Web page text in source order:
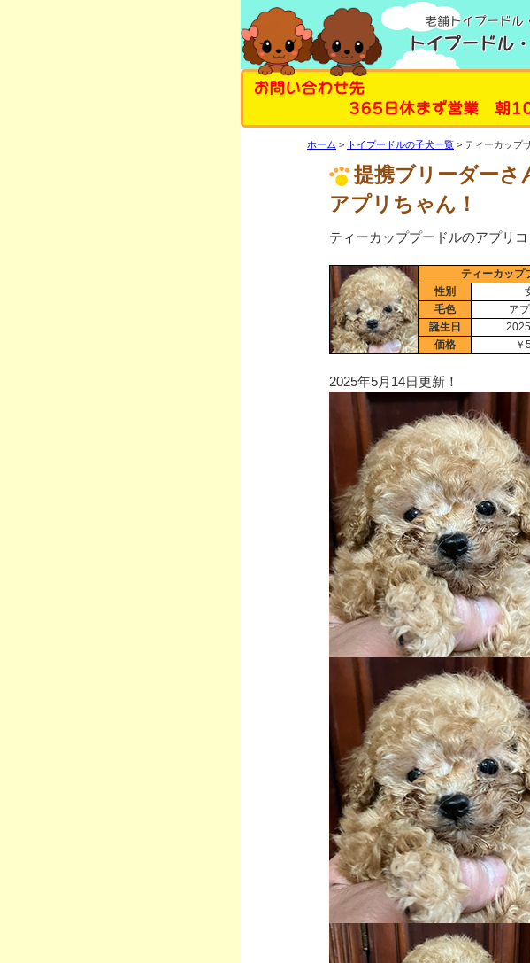
老舗トイプードル
トイプードル
お問い合わせ先
365日休まず営業 朝
ホーム トイプードルの子犬一覧 ティーカップ
提携ブリーダーさ
アプリちゃん！
ティーカッププードルのアプリ
ティーカップ
性別
毛色
ア
誕生日
価格
￥
2025年5月14日更新！